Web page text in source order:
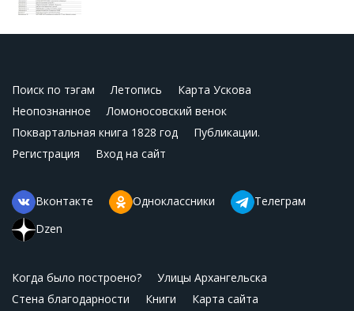
Поиск по тэгам Летопись
Карта Ускова
Неопознанное
Ломоносовский венок
Поквартальная книга 1828 год
Публикации.
Регистрация
Вход на сайт
Вконтакте Одноклассники
Телеграм
Dzen
Когда было построено?
Улицы Архангельска
Стена благодарности
Книги Карта сайта